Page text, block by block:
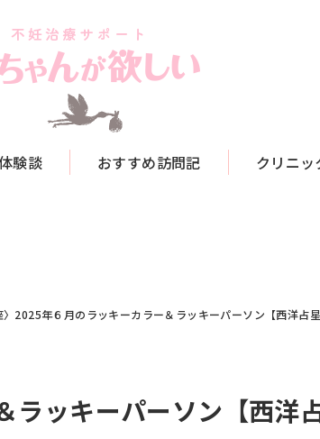
験談 おすすめ訪問記 クリニ
〉2025年６月のラッキーカラー＆ラッキーパーソン【西洋占
ラッキーパーソン【西洋